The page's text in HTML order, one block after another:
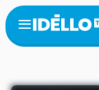
Aller
au
contenu
Open
menu